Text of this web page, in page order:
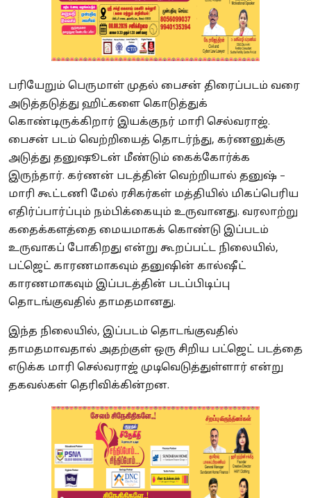
பரியேறும் பெருமாள் முதல் பைசன் திரைப்படம் வரை
அடுத்தடுத்து ஹிட்களை கொடுத்துக்
கொண்டிருக்கிறார் இயக்குநர் மாரி செல்வராஜ்.
பைசன் படம் வெற்றியைத் தொடர்ந்து, கர்ணனுக்கு
அடுத்து தனுஷூடன் மீண்டும் கைக்கோர்க்க
இருந்தார். கர்ணன் படத்தின் வெற்றியால் தனுஷ் –
மாரி கூட்டணி மேல் ரசிகர்கள் மத்தியில் மிகப்பெரிய
எதிர்ப்பார்ப்பும் நம்பிக்கையும் உருவானது. வரலாற்று
கதைக்களத்தை மையமாகக் கொண்டு இப்படம்
உருவாகப் போகிறது என்று கூறப்பட்ட நிலையில்,
பட்ஜெட் காரணமாகவும் தனுஷின் கால்ஷீட்
காரணமாகவும் இப்படத்தின் படப்பிடிப்பு
தொடங்குவதில் தாமதமானது.
இந்த நிலையில், இப்படம் தொடங்குவதில்
தாமதமாவதால் அதற்குள் ஒரு சிறிய பட்ஜெட் படத்தை
எடுக்க மாரி செல்வராஜ் முடிவெடுத்துள்ளார் என்று
தகவல்கள் தெரிவிக்கின்றன.